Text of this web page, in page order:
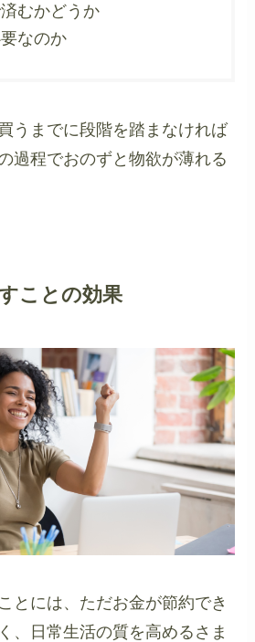
むかどうか
なのか
うまでに段階を踏まなければ
過程でおのずと物欲が薄れる
ことの効果
とには、ただお金が節約でき
、日常生活の質を高めるさま